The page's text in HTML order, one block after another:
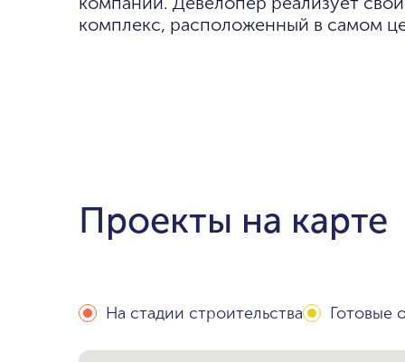
комплекс, расположенный в самом
Проекты на карте
На стадии строительства Готовые